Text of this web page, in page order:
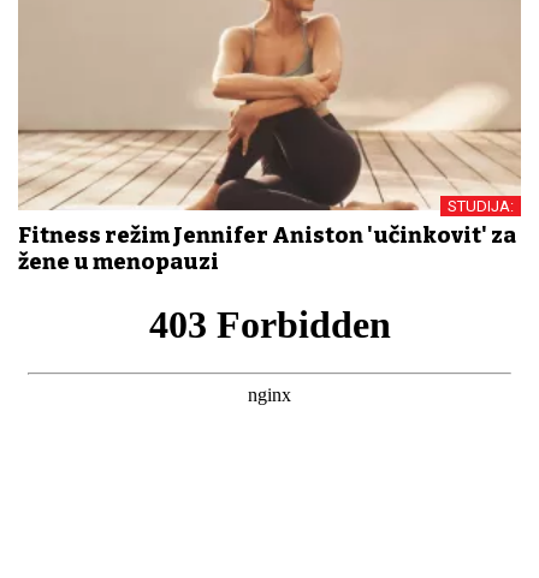
STUDIJA:
Fitness režim Jennifer Aniston 'učinkovit' za
žene u menopauzi